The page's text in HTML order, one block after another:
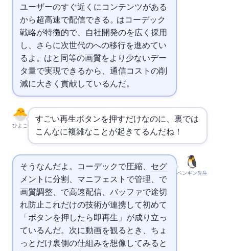
ユーザーのすぐ近くにコンテンツがある
から超高速で配信できる。YouTubeはコーデック
戦略が特徴的で、自社開発のVP9を広く採用
し、さらに次世代のAV1への移行を進めてい
るよ。AV1はH.265と同等の画質をより少ないデー
タ量で実現できるから、通信コストの削
減に大きく貢献しているんだ。
ひよこ
すごい…再生ボタンを押すだけなのに、裏では
こんなに複雑なことが起きてるんだね！
ペンギン先生
そうなんだよ。コーデックで圧縮、 セグ
メント に分割、マニフェストで管理、ABRで
画質調整、 で高速配信、 バッファで途切
れ防止……これだけの技術が連携して初めて
「ボタンを押したら即再生」が成り立っ
ているんだ。次に動画を観るとき、ちょ
っとだけ裏側の仕組みを想像してみると